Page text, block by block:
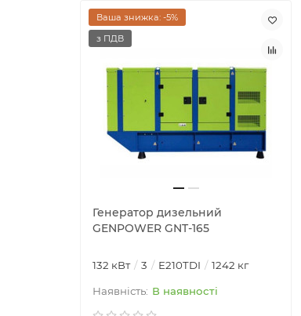
Ваша знижка: -5%
з ПДВ
Генератор дизельний
GENPOWER GNT-165
132 кВт 3 E210TDI 1242 кг
В наявності